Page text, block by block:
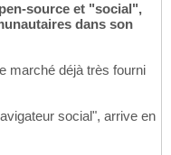
source et "social",
dans son
marché déjà très fourni
social", arrive en